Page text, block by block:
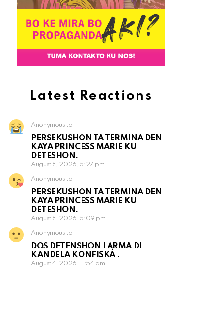
Latest Reactions
Anonymous to
PERSEKUSHON TA TERMINA DEN
KAYA PRINCESS MARIE KU
DETESHON.
August 8, 2026, 5:27 pm
Anonymous to
PERSEKUSHON TA TERMINA DEN
KAYA PRINCESS MARIE KU
DETESHON.
August 8, 2026, 5:09 pm
Anonymous to
DOS DETENSHON I ARMA DI
KANDELA KONFISKÁ .
August 4, 2026, 11:54 am